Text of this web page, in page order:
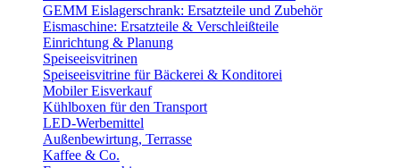
GEMM Eislagerschrank: Ersatzteile und Zubehör
Eismaschine: Ersatzteile & Verschleißteile
Einrichtung & Planung
Speiseeisvitrinen
Speiseeisvitrine für Bäckerei & Konditorei
Mobiler Eisverkauf
Kühlboxen für den Transport
LED-Werbemittel
Außenbewirtung, Terrasse
Kaffee & Co.